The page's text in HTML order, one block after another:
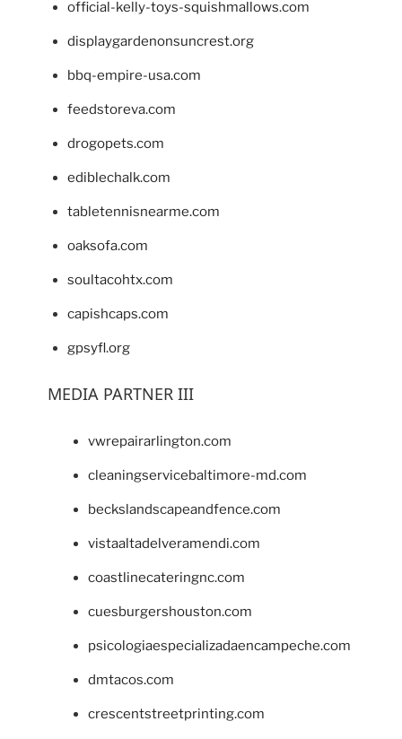
official-kelly-toys-squishmallows.com
displaygardenonsuncrest.org
bbq-empire-usa.com
feedstoreva.com
drogopets.com
ediblechalk.com
tabletennisnearme.com
oaksofa.com
soultacohtx.com
capishcaps.com
gpsyfl.org
MEDIA PARTNER III
vwrepairarlington.com
cleaningservicebaltimore-md.com
beckslandscapeandfence.com
vistaaltadelveramendi.com
coastlinecateringnc.com
cuesburgershouston.com
psicologiaespecializadaencampeche.com
dmtacos.com
crescentstreetprinting.com